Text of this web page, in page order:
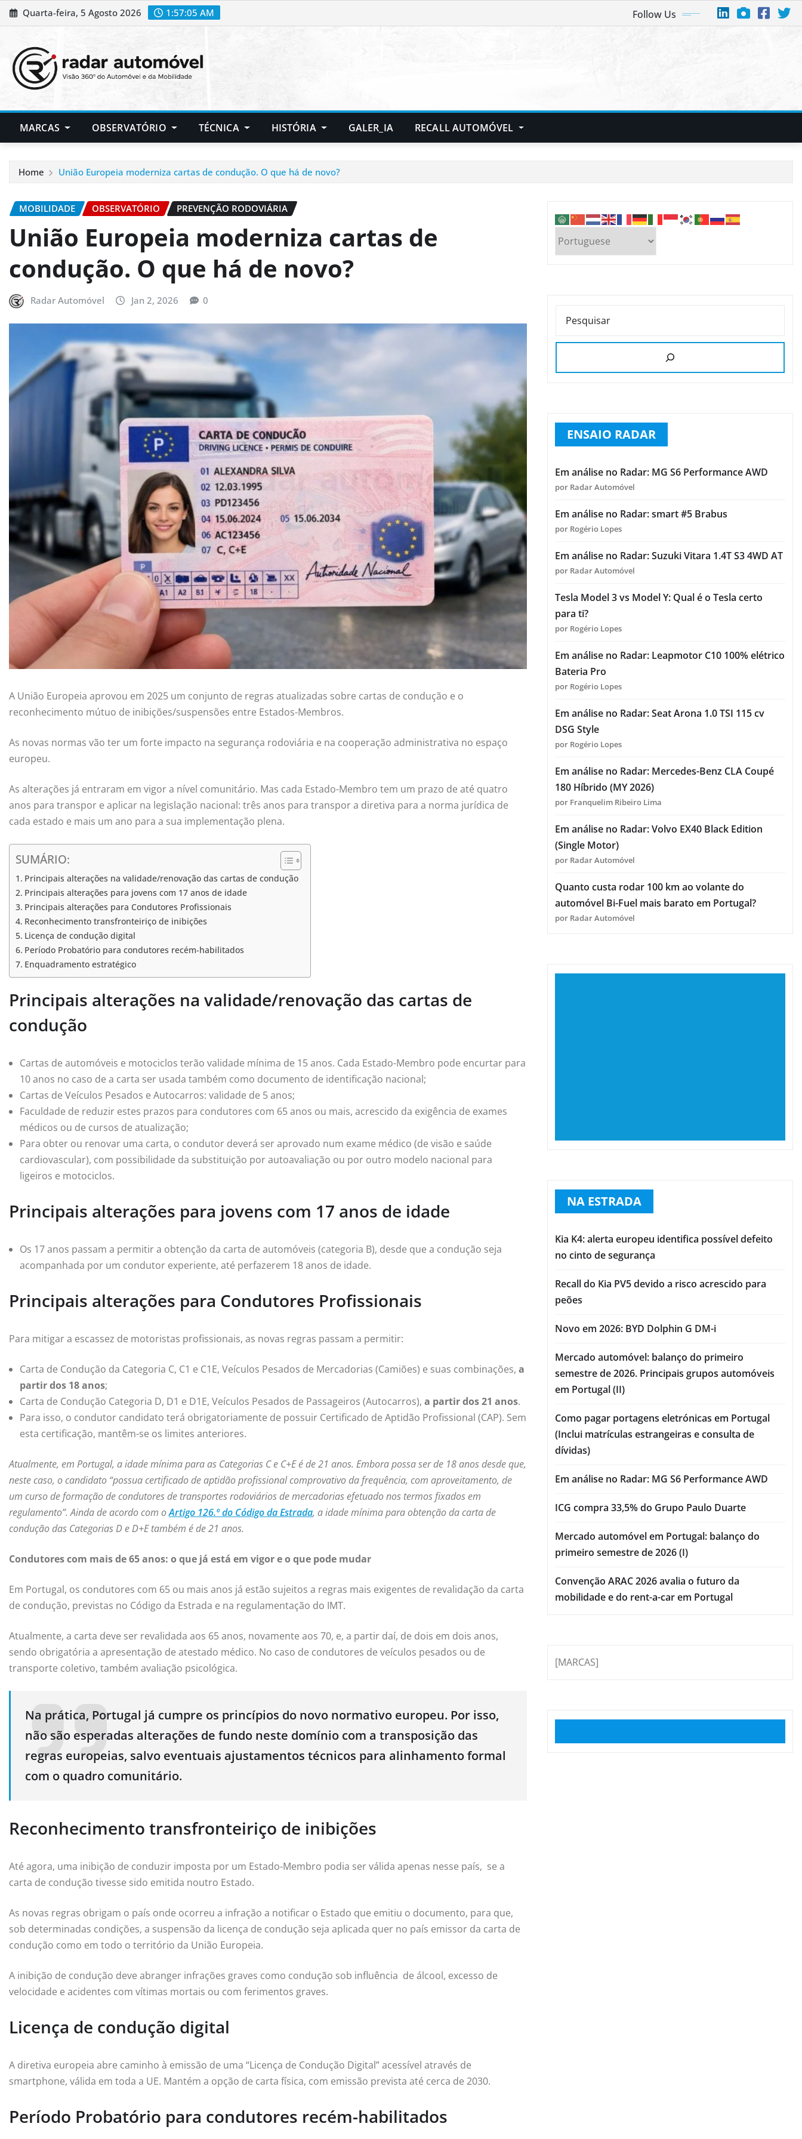
Skip
to
Quarta-feira, 5 Agosto 2026 1:57:06 AM Follow Us
MARCAS OBSERVATÓRIO TÉCNICA HISTÓRIA GALER_IA RECALL AUTOMÓVEL
Home União Europeia moderniza cartas de condução. O que há de novo?
MOBILIDADE OBSERVATÓRIO PREVENÇÃO RODOVIÁRIA
União Europeia moderniza cartas de
condução. O que há de novo?
Radar Automóvel Jan 2, 2026 0
A União Europeia aprovou em 2025 um conjunto de regras atualizadas sobre cartas de condução e o
reconhecimento mútuo de inibições/suspensões entre Estados-Membros.
As novas normas vão ter um forte impacto na segurança rodoviária e na cooperação administrativa no espaço
europeu.
As alterações já entraram em vigor a nível comunitário. Mas cada Estado-Membro tem um prazo de até quatro
anos para transpor e aplicar na legislação nacional: três anos para transpor a diretiva para a norma jurídica de
cada estado e mais um ano para a sua implementação plena.
SUMÁRIO:
Principais alterações na validade/renovação das cartas de condução
Principais alterações para jovens com 17 anos de idade
Principais alterações para Condutores Profissionais
Reconhecimento transfronteiriço de inibições
Licença de condução digital
Período Probatório para condutores recém-habilitados
Enquadramento estratégico
Principais alterações na validade/renovação das cartas de
condução
Cartas de automóveis e motociclos terão validade mínima de 15 anos. Cada Estado-Membro pode encurtar para
10 anos no caso de a carta ser usada também como documento de identificação nacional;
Cartas de Veículos Pesados e Autocarros: validade de 5 anos;
Faculdade de reduzir estes prazos para condutores com 65 anos ou mais, acrescido da exigência de exames
médicos ou de cursos de atualização;
Para obter ou renovar uma carta, o condutor deverá ser aprovado num exame médico (de visão e saúde
cardiovascular), com possibilidade da substituição por autoavaliação ou por outro modelo nacional para
ligeiros e motociclos.
Principais alterações para jovens com 17 anos de idade
Os 17 anos passam a permitir a obtenção da carta de automóveis (categoria B), desde que a condução seja
acompanhada por um condutor experiente, até perfazerem 18 anos de idade.
Principais alterações para Condutores Profissionais
Para mitigar a escassez de motoristas profissionais, as novas regras passam a permitir:
Carta de Condução da Categoria C, C1 e C1E, Veículos Pesados de Mercadorias (Camiões) e suas combinações, a
partir dos 18 anos;
Carta de Condução Categoria D, D1 e D1E, Veículos Pesados de Passageiros (Autocarros), a partir dos 21 anos.
Para isso, o condutor candidato terá obrigatoriamente de possuir Certificado de Aptidão Profissional (CAP). Sem
esta certificação, mantêm-se os limites anteriores.
Atualmente, em Portugal, a idade mínima para as Categorias C e C+E é de 21 anos. Embora possa ser de 18 anos desde que,
neste caso, o candidato “possua certificado de aptidão profissional comprovativo da frequência, com aproveitamento, de
um curso de formação de condutores de transportes rodoviários de mercadorias efetuado nos termos fixados em
regulamento”. Ainda de acordo com oArtigo 126.º do Código da Estrada, a idade mínima para obtenção da carta de
condução das Categorias D e D+E também é de 21 anos.
Condutores com mais de 65 anos: o que já está em vigor e o que pode mudar
Em Portugal, os condutores com 65 ou mais anos já estão sujeitos a regras mais exigentes de revalidação da carta
de condução, previstas no Código da Estrada e na regulamentação do IMT.
Atualmente, a carta deve ser revalidada aos 65 anos, novamente aos 70, e, a partir daí, de dois em dois anos,
sendo obrigatória a apresentação de atestado médico. No caso de condutores de veículos pesados ou de
transporte coletivo, também avaliação psicológica.
Na prática, Portugal já cumpre os princípios do novo normativo europeu. Por isso,
não são esperadas alterações de fundo neste domínio com a transposição das
regras europeias, salvo eventuais ajustamentos técnicos para alinhamento formal
com o quadro comunitário.
Reconhecimento transfronteiriço de inibições
Até agora, uma inibição de conduzir imposta por um Estado-Membro podia ser válida apenas nesse país, se a
carta de condução tivesse sido emitida noutro Estado.
As novas regras obrigam o país onde ocorreu a infração a notificar o Estado que emitiu o documento, para que,
sob determinadas condições, a suspensão da licença de condução seja aplicada quer no país emissor da carta de
condução como em todo o território da União Europeia.
A inibição de condução deve abranger infrações graves como condução sob influência de álcool, excesso de
velocidade e acidentes com vítimas mortais ou com ferimentos graves.
Licença de condução digital
A diretiva europeia abre caminho à emissão de uma “Licença de Condução Digital” acessível através de
smartphone, válida em toda a UE. Mantém a opção de carta física, com emissão prevista até cerca de 2030.
Período Probatório para condutores recém-habilitados
PESQUISAR
ENSAIO RADAR
Em análise no Radar: MG S6 Performance AWD
por Radar Automóvel
Em análise no Radar: smart #5 Brabus
por Rogério Lopes
Em análise no Radar: Suzuki Vitara 1.4T S3 4WD AT
por Radar Automóvel
Tesla Model 3 vs Model Y: Qual é o Tesla certo
para ti?
por Rogério Lopes
Em análise no Radar: Leapmotor C10 100% elétrico
Bateria Pro
por Rogério Lopes
Em análise no Radar: Seat Arona 1.0 TSI 115 cv
DSG Style
por Rogério Lopes
Em análise no Radar: Mercedes-Benz CLA Coupé
180 Híbrido (MY 2026)
por Franquelim Ribeiro Lima
Em análise no Radar: Volvo EX40 Black Edition
(Single Motor)
por Radar Automóvel
Quanto custa rodar 100 km ao volante do
automóvel Bi-Fuel mais barato em Portugal?
por Radar Automóvel
NA ESTRADA
Kia K4: alerta europeu identifica possível defeito
no cinto de segurança
Recall do Kia PV5 devido a risco acrescido para
peões
Novo em 2026: BYD Dolphin G DM-i
Mercado automóvel: balanço do primeiro
semestre de 2026. Principais grupos automóveis
em Portugal (II)
Como pagar portagens eletrónicas em Portugal
(Inclui matrículas estrangeiras e consulta de
dívidas)
Em análise no Radar: MG S6 Performance AWD
ICG compra 33,5% do Grupo Paulo Duarte
Mercado automóvel em Portugal: balanço do
primeiro semestre de 2026 (I)
Convenção ARAC 2026 avalia o futuro da
mobilidade e do rent-a-car em Portugal
[MARCAS]